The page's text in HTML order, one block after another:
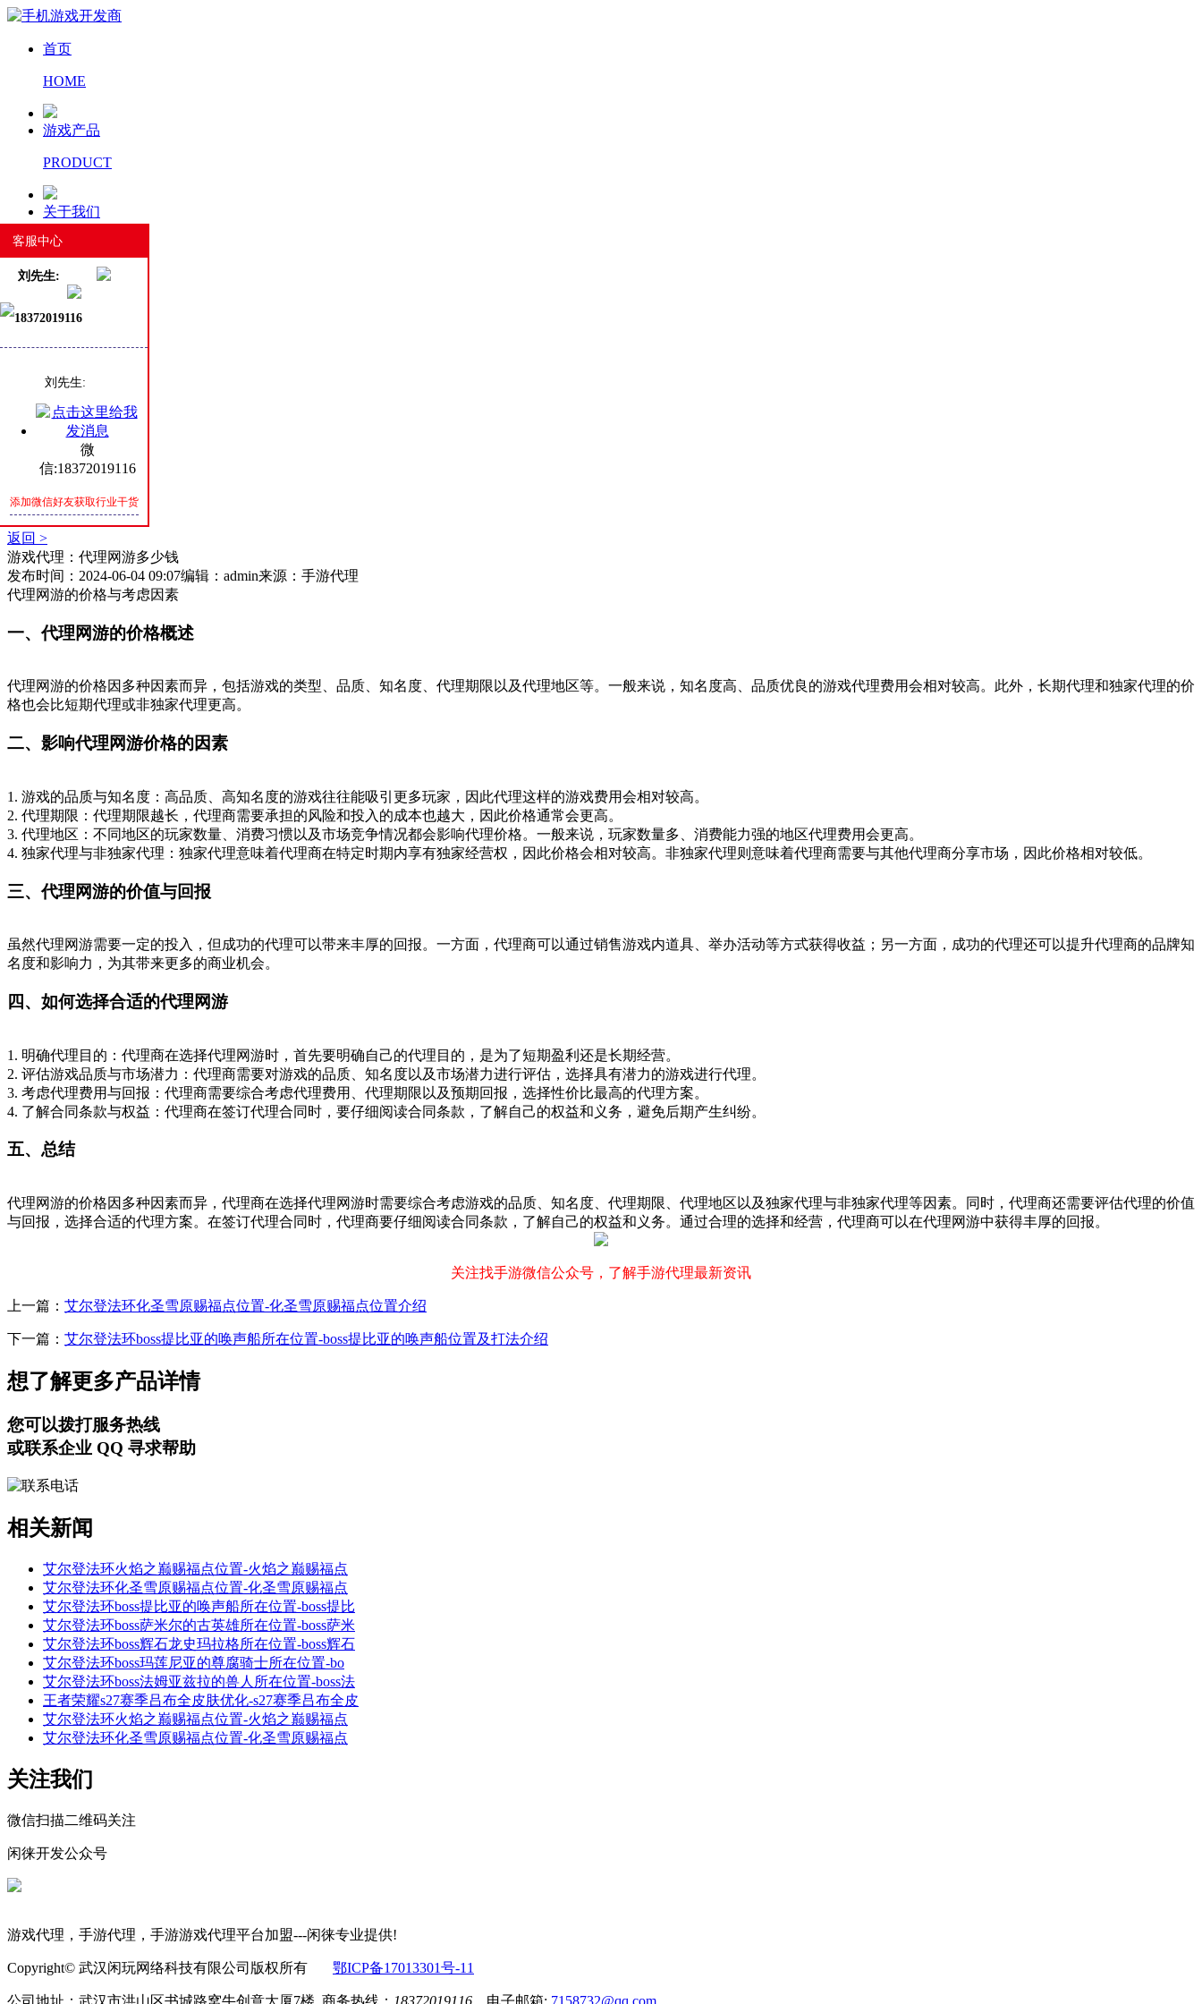
首页
HOME
游戏产品
PRODUCT
关于我们
ABOUT US
新闻资讯
NEWS
工匠精神
SPIRIT
联系我们
手游资讯
返回 >
游戏代理：代理网游多少钱
发布时间：2024-06-04 09:07编辑：admin来源：手游代理
代理网游的价格与考虑因素
一、代理网游的价格概述
代理网游的价格因多种因素而异，包括游戏的类型、品质、知名度、代理期限以及代理地区等。一般来说，知名度高、品质优良的游戏代理费用会相对较高。此外，长期代理和独家代理的价
格也会比短期代理或非独家代理更高。
二、影响代理网游价格的因素
1. 游戏的品质与知名度：高品质、高知名度的游戏往往能吸引更多玩家，因此代理这样的游戏费用会相对较高。
2. 代理期限：代理期限越长，代理商需要承担的风险和投入的成本也越大，因此价格通常会更高。
3. 代理地区：不同地区的玩家数量、消费习惯以及市场竞争情况都会影响代理价格。一般来说，玩家数量多、消费能力强的地区代理费用会更高。
4. 独家代理与非独家代理：独家代理意味着代理商在特定时期内享有独家经营权，因此价格会相对较高。非独家代理则意味着代理商需要与其他代理商分享市场，因此价格相对较低。
三、代理网游的价值与回报
虽然代理网游需要一定的投入，但成功的代理可以带来丰厚的回报。一方面，代理商可以通过销售游戏内道具、举办活动等方式获得收益；另一方面，成功的代理还可以提升代理商的品牌知
名度和影响力，为其带来更多的商业机会。
四、如何选择合适的代理网游
1. 明确代理目的：代理商在选择代理网游时，首先要明确自己的代理目的，是为了短期盈利还是长期经营。
2. 评估游戏品质与市场潜力：代理商需要对游戏的品质、知名度以及市场潜力进行评估，选择具有潜力的游戏进行代理。
3. 考虑代理费用与回报：代理商需要综合考虑代理费用、代理期限以及预期回报，选择性价比最高的代理方案。
4. 了解合同条款与权益：代理商在签订代理合同时，要仔细阅读合同条款，了解自己的权益和义务，避免后期产生纠纷。
五、总结
代理网游的价格因多种因素而异，代理商在选择代理网游时需要综合考虑游戏的品质、知名度、代理期限、代理地区以及独家代理与非独家代理等因素。同时，代理商还需要评估代理的价值
与回报，选择合适的代理方案。在签订代理合同时，代理商要仔细阅读合同条款，了解自己的权益和义务。通过合理的选择和经营，代理商可以在代理网游中获得丰厚的回报。
关注找手游微信公众号，了解手游代理最新资讯
上一篇： 艾尔登法环化圣雪原赐福点位置-化圣雪原赐福点位置介绍
下一篇： 艾尔登法环boss提比亚的唤声船所在位置-boss提比亚的唤声船位置及打法介绍
想了解更多产品详情
您可以拨打服务热线
或联系企业 QQ 寻求帮助
相关新闻
艾尔登法环火焰之巅赐福点位置-火焰之巅赐福点
艾尔登法环化圣雪原赐福点位置-化圣雪原赐福点
艾尔登法环boss提比亚的唤声船所在位置-boss提比
艾尔登法环boss萨米尔的古英雄所在位置-boss萨米
艾尔登法环boss辉石龙史玛拉格所在位置-boss辉石
艾尔登法环boss玛莲尼亚的尊腐骑士所在位置-bo
艾尔登法环boss法姆亚兹拉的兽人所在位置-boss法
王者荣耀s27赛季吕布全皮肤优化-s27赛季吕布全皮
艾尔登法环火焰之巅赐福点位置-火焰之巅赐福点
艾尔登法环化圣雪原赐福点位置-化圣雪原赐福点
关注我们
微信扫描二维码关注
闲徕开发公众号
客服中心
刘先生:
18372019116
刘先生:
微
信:18372019116
添加微信好友获取行业干货
游戏代理，手游代理，手游游戏代理平台加盟---闲徕专业提供!
Copyright© 武汉闲玩网络科技有限公司版权所有 鄂ICP备17013301号-11